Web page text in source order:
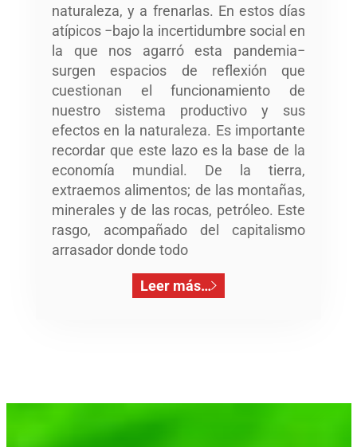
naturaleza, y a frenarlas. En estos días
atípicos −bajo la incertidumbre social en
la que nos agarró esta pandemia−
surgen espacios de reflexión que
cuestionan el funcionamiento de
nuestro sistema productivo y sus
efectos en la naturaleza. Es importante
recordar que este lazo es la base de la
economía mundial. De la tierra,
extraemos alimentos; de las montañas,
minerales y de las rocas, petróleo. Este
rasgo, acompañado del capitalismo
arrasador donde todo
Leer más…